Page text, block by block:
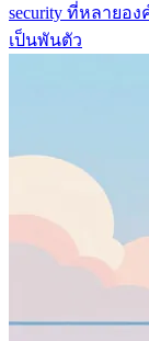
security ที่หลายอง
เป็นพันตัว